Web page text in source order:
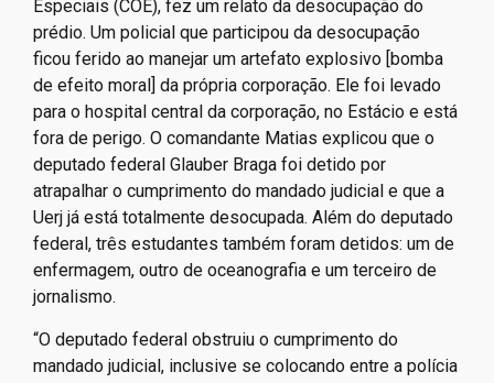
Especiais (COE), fez um relato da desocupação do
prédio. Um policial que participou da desocupação
ficou ferido ao manejar um artefato explosivo [bomba
de efeito moral] da própria corporação. Ele foi levado
para o hospital central da corporação, no Estácio e está
fora de perigo. O comandante Matias explicou que o
deputado federal Glauber Braga foi detido por
atrapalhar o cumprimento do mandado judicial e que a
Uerj já está totalmente desocupada. Além do deputado
federal, três estudantes também foram detidos: um de
enfermagem, outro de oceanografia e um terceiro de
jornalismo.
“O deputado federal obstruiu o cumprimento do
mandado judicial, inclusive se colocando entre a polícia